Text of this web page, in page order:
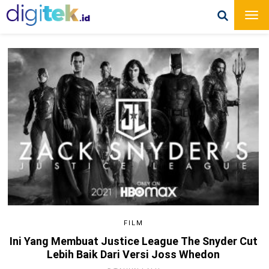
FILM
Ini Yang Membuat Justice League The Snyder Cut
Lebih Baik Dari Versi Joss Whedon